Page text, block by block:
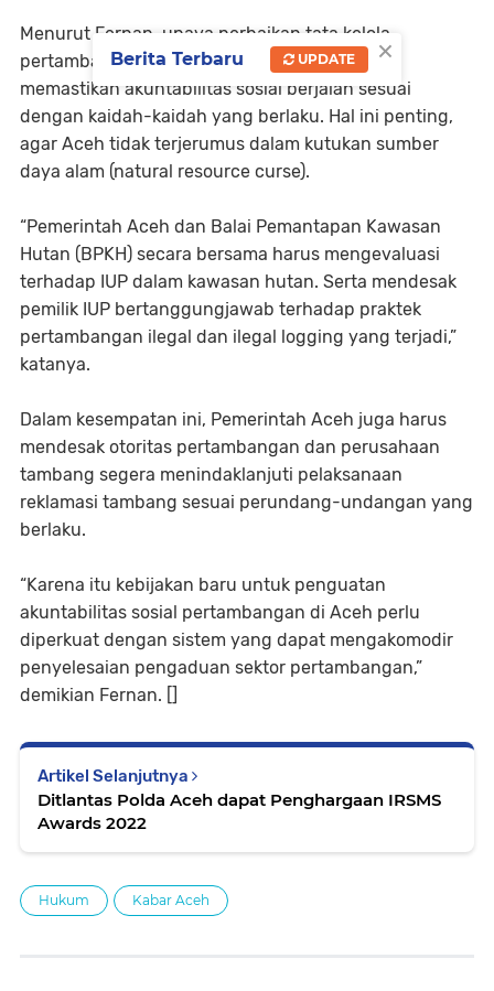
Menurut Fernan, upaya perbaikan tata kelola
pertambangan harus terus dilakukan untuk
memastikan akuntabilitas sosial berjalan sesuai
dengan kaidah-kaidah yang berlaku. Hal ini penting,
agar Aceh tidak terjerumus dalam kutukan sumber
daya alam (natural resource curse).
“Pemerintah Aceh dan Balai Pemantapan Kawasan
Hutan (BPKH) secara bersama harus mengevaluasi
terhadap IUP dalam kawasan hutan. Serta mendesak
pemilik IUP bertanggungjawab terhadap praktek
pertambangan ilegal dan ilegal logging yang terjadi,”
katanya.
Dalam kesempatan ini, Pemerintah Aceh juga harus
mendesak otoritas pertambangan dan perusahaan
tambang segera menindaklanjuti pelaksanaan
reklamasi tambang sesuai perundang-undangan yang
berlaku.
“Karena itu kebijakan baru untuk penguatan
akuntabilitas sosial pertambangan di Aceh perlu
diperkuat dengan sistem yang dapat mengakomodir
penyelesaian pengaduan sektor pertambangan,”
demikian Fernan. []
Artikel Selanjutnya
Ditlantas Polda Aceh dapat Penghargaan IRSMS
Awards 2022
Hukum Kabar Aceh
×
Berita Terbaru UPDATE